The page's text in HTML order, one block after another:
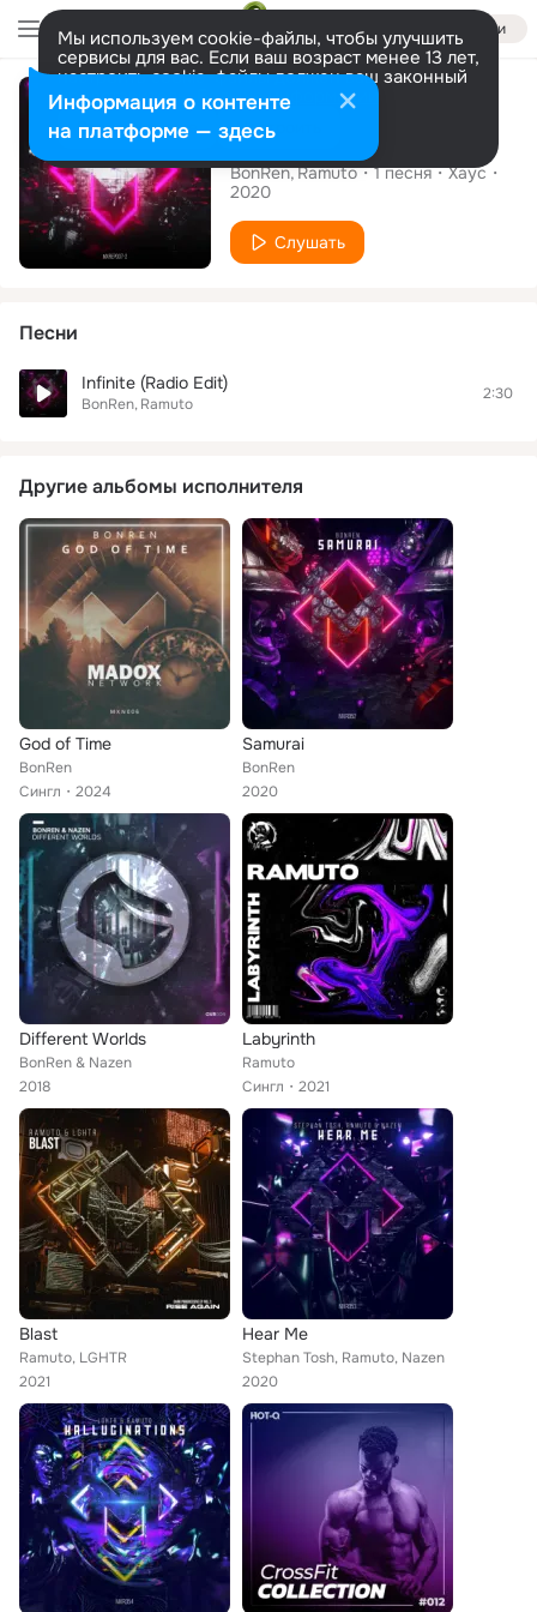
Войти
Мы используем cookie-файлы, чтобы улучшить
сервисы для вас. Если ваш возраст менее 13 лет,
настроить cookie-файлы должен ваш законный
представитель. Больше информации
Разрешить все Настроить
Сингл
Infinite
BonRen Ramuto 1песня
Хаус
2020
Слушать
Песни
Infinite (Radio Edit)
BonRen Ramuto
2:30
Другие альбомы исполнителя
God of Time
BonRen
Сингл
2024
Samurai
BonRen
2020
Different Worlds
BonRen & Nazen
2018
Labyrinth
Ramuto
Сингл
2021
Blast
Ramuto, LGHTR
2021
Hear Me
Stephan Tosh, Ramuto, Nazen
2020
Информация о контенте
на платформе — здесь